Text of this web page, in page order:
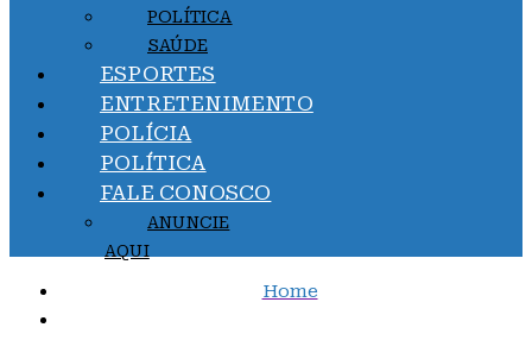
POLÍTICA
SAÚDE
ESPORTES
ENTRETENIMENTO
POLÍCIA
POLÍTICA
FALE CONOSCO
ANUNCIE
AQUI
Home